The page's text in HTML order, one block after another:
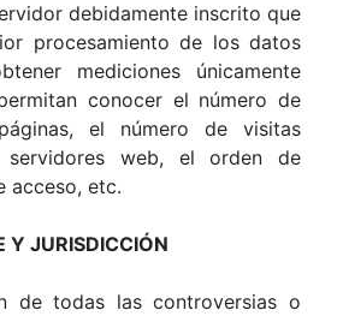
debidamente inscrito que
procesamiento de los datos
mediciones únicamente
conocer el número de
el número de visitas
web, el orden de
acceso, etc.
Y JURISDICCIÓN
de todas las controversias o